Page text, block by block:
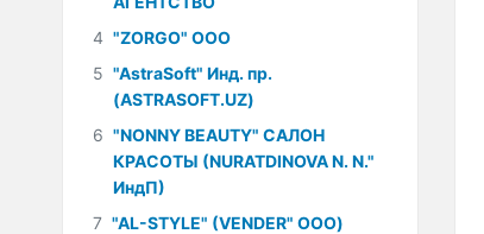
4 "ZORGO" ООО
5 "AstraSoft" Инд. пр.
(ASTRASOFT.UZ)
6 "NONNY BEAUTY" САЛОН
КРАСОТЫ (NURATDINOVA N. N."
ИндП)
7 "AL-STYLE" (VENDER" ООО)